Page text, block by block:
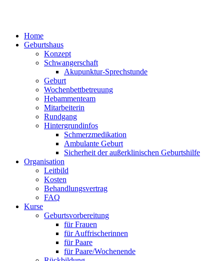
Home
Geburtshaus
Konzept
Schwangerschaft
Akupunktur-Sprechstunde
Geburt
Wochenbettbetreuung
Hebammenteam
Mitarbeiterin
Rundgang
Hintergrundinfos
Schmerzmedikation
Ambulante Geburt
Sicherheit der außerklinischen Geburtshilfe
Organisation
Leitbild
Kosten
Behandlungsvertrag
FAQ
Kurse
Geburtsvorbereitung
für Frauen
für Auffrischerinnen
für Paare
für Paare/Wochenende